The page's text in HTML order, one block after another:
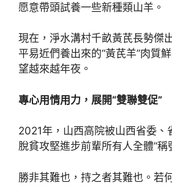
愿意帶頭試養一些新種類山羊。
現在，淨水溝村千畝黃芪長勢傑
平易近們養出來的“黃芪羊”肉質
望越來越年夜。
專心用情用力，展開“雙聯雙促”
2021年，山西高院被山西省委、
脫貧攻堅進步前輩所有人全體”稱
勝非其難也，持之者其難也。若